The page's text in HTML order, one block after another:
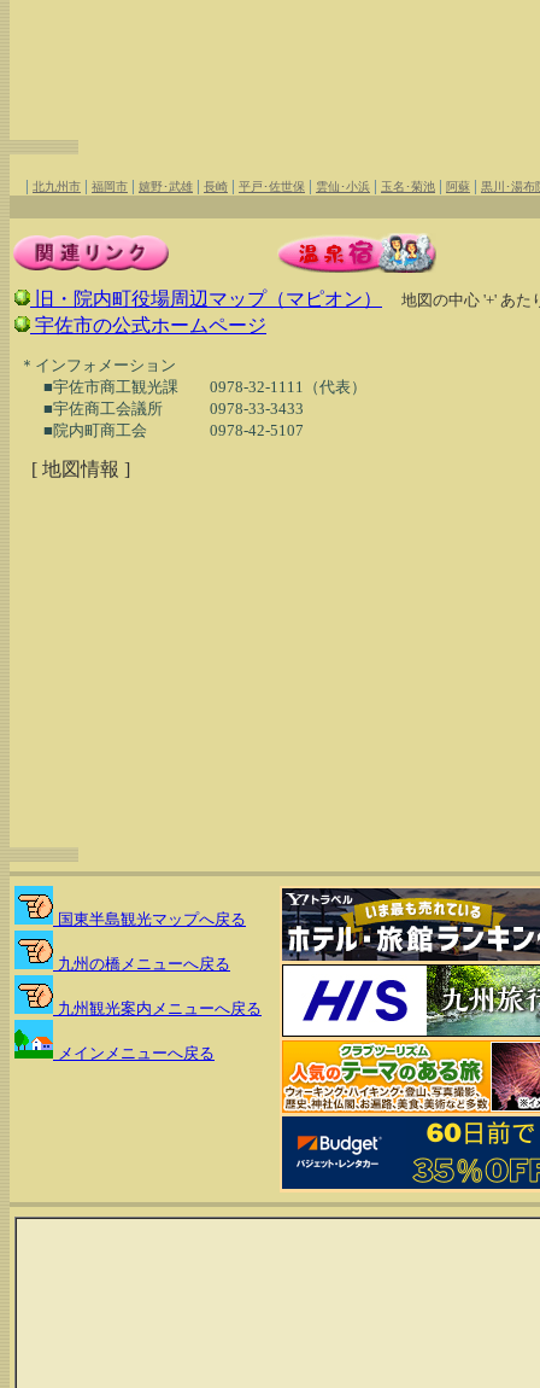
| 北九州市 | 福岡市 | 嬉野･武雄 | 長崎 | 平戸･佐世保 | 雲仙･小浜 | 玉名･菊池 | 阿蘇 | 黒川･湯布
旧・院内町役場周辺マップ（マピオン） 地図の中心 '+' あた
宇佐市の公式ホームページ
  ＊インフォメーション
■宇佐市商工観光課　　0978-32-1111（代表）
■宇佐商工会議所　　　0978-33-3433
[ 地図情報 ]
国東半島観光マップへ戻る
九州の橋メニューへ戻る
九州観光案内メニューへ戻る
メインメニューへ戻る